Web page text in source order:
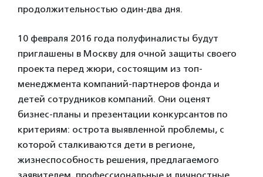
продолжительностью один-два дня.
10 февраля 2016 года полуфиналисты будут
приглашены в Москву для очной защиты своего
проекта перед жюри, состоящим из топ-
менеджмента компаний-партнеров фонда и
детей сотрудников компаний. Они оценят
бизнес-планы и презентации конкурсантов по
критериям: острота выявленной проблемы, с
которой сталкиваются дети в регионе,
жизнеспособность решения, предлагаемого